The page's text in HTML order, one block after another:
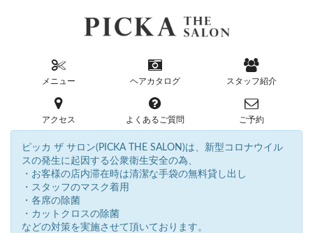
メニュー ヘアカタログ スタッフ紹介
アクセス よくあるご質問 ご予約
ピッカ ザ サロン(PICKA THE SALON)は、新型コロナウイル
スの発生に起因する公衆衛生安全の為、
・お客様の店内滞在時は清潔な手袋の無料貸し出し
・スタッフのマスク着用
・各席の除菌
・カットクロスの除菌
などの対策を実施させて頂いております。